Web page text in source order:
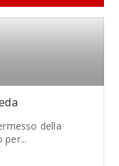
della
per...